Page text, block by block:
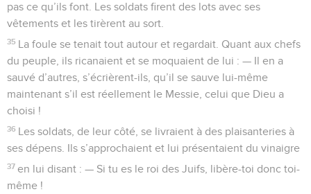
pas ce qu’ils font. Les soldats firent des lots avec ses
vêtements et les tirèrent au sort.
35 La foule se tenait tout autour et regardait. Quant aux chefs
du peuple, ils ricanaient et se moquaient de lui : — Il en a
sauvé d’autres, s’écrièrent-ils, qu’il se sauve lui-même
maintenant s’il est réellement le Messie, celui que Dieu a
choisi !
36 Les soldats, de leur côté, se livraient à des plaisanteries à
ses dépens. Ils s’approchaient et lui présentaient du vinaigre
37 en lui disant : — Si tu es le roi des Juifs, libère-toi donc toi-
même !